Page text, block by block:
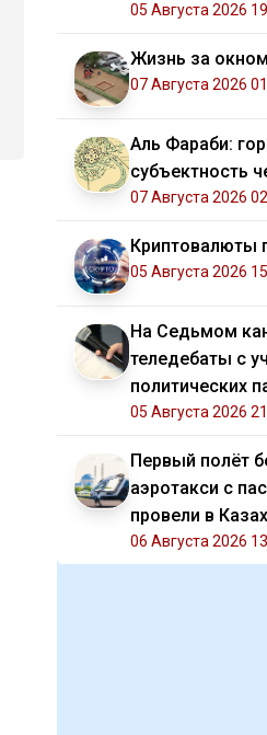
05 Августа 2026
Жизнь за окном
07 Августа 2026
Аль Фараби:
субъектность
07 Августа 2026
Криптовалюты
05 Августа 2026
На Седьмом
теледебаты с
политических
05 Августа 2026
Первый полёт
аэротакси с
провели в
06 Августа 2026